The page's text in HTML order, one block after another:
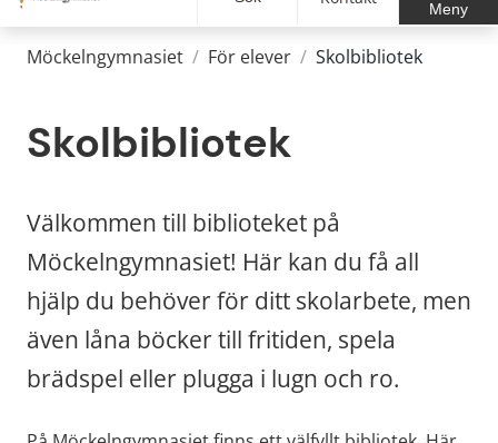
Meny
Möckelngymnasiet / För elever / Skolbibliotek
Skolbibliotek
Välkommen till biblioteket på
Möckelngymnasiet! Här kan du få all
hjälp du behöver för ditt skolarbete, men
även låna böcker till fritiden, spela
brädspel eller plugga i lugn och ro.